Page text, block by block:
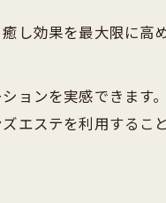
効果を最大限に高
ョンを実感できます
エステを利用するこ